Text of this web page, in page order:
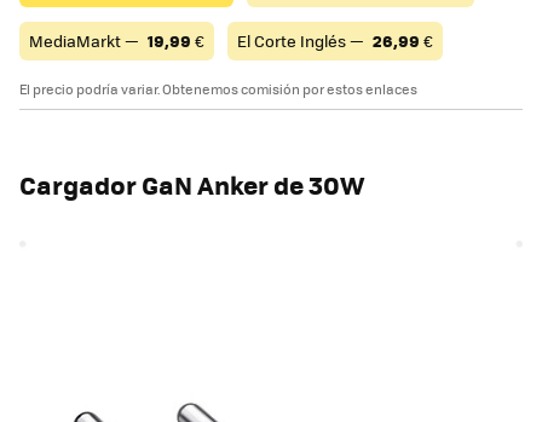
MediaMarkt — 19,99 € El Corte Inglés — 26,99 €
El precio podría variar. Obtenemos comisión por estos enlaces
Cargador GaN Anker de 30W